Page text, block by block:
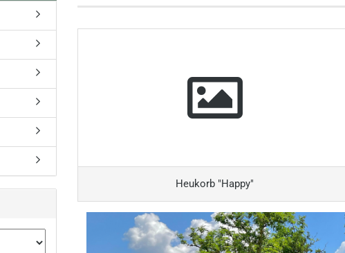
Roeckl Winterhandschuhe
Heukorb "Happy"